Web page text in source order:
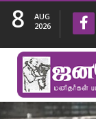
8
AUG
2026